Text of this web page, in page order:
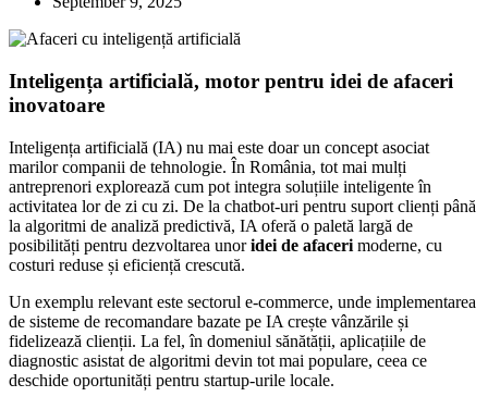
Inteligența artificială, motor pentru idei de afaceri
inovatoare
Inteligența artificială (IA) nu mai este doar un concept asociat
marilor companii de tehnologie. În România, tot mai mulți
antreprenori explorează cum pot integra soluțiile inteligente în
activitatea lor de zi cu zi. De la chatbot-uri pentru suport clienți până
la algoritmi de analiză predictivă, IA oferă o paletă largă de
posibilități pentru dezvoltarea unoridei de afaceri moderne, cu
costuri reduse și eficiență crescută.
Un exemplu relevant este sectorul e-commerce, unde implementarea
de sisteme de recomandare bazate pe IA crește vânzările și
fidelizează clienții. La fel, în domeniul sănătății, aplicațiile de
diagnostic asistat de algoritmi devin tot mai populare, ceea ce
deschide oportunități pentru startup-urile locale.